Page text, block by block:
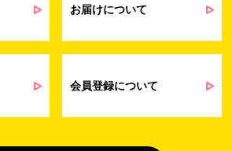
ターなど）に関連する情報を、電子メー
問い合わせへの対応のため
た場合のご対応のため
お届けについて
会員登録について